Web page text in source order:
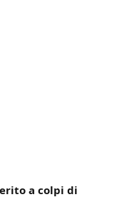
a colpi di